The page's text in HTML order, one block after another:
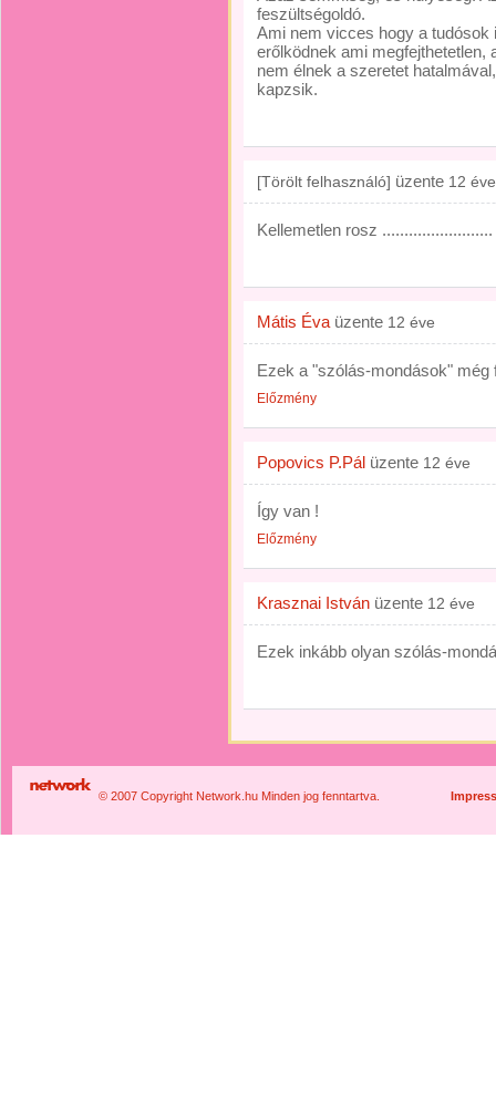
feszültségoldó.
Ami nem vicces hogy a
erőlködnek ami
nem élnek a szeretet
kapzsik.
[Törölt felhasználó] üzente 12 éve
Kellemetlen rosz .........................
Mátis Éva üzente 12 éve
Ezek a "szólás-mondások"
Előzmény
Popovics P.Pál üzente 12 éve
Így van !
Előzmény
Krasznai István üzente 12 éve
Ezek inkább olyan szólás-
© 2007 Copyright Network.hu Minden jog fenntartva.